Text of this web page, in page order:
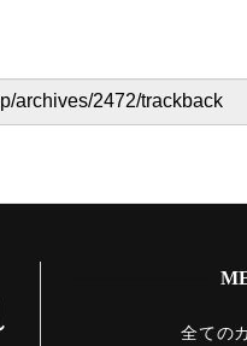
全ての